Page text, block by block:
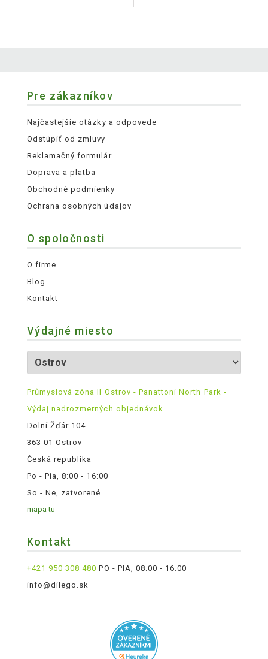
Pre zákazníkov
Najčastejšie otázky a odpovede
Odstúpiť od zmluvy
Reklamačný formulár
Doprava a platba
Obchodné podmienky
Ochrana osobných údajov
O spoločnosti
O firme
Blog
Kontakt
Výdajné miesto
Průmyslová zóna II Ostrov - Panattoni North Park -
Výdaj nadrozmerných objednávok
Dolní Žďár 104
363 01 Ostrov
Česká republika
Po - Pia, 8:00 - 16:00
So - Ne, zatvorené
mapa tu
Kontakt
+421 950 308 480 PO - PIA, 08:00 - 16:00
info@dilego.sk